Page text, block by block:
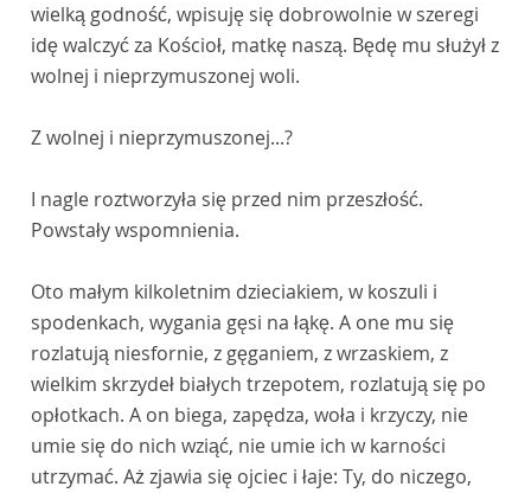
wielką godność, wpisuję się dobrowolnie w szeregi
idę walczyć za Kościoł, matkę naszą. Będę mu służył z
wolnej i nieprzymuszonej woli.
Z wolnej i nieprzymuszonej...?
I nagle roztworzyła się przed nim przeszłość.
Powstały wspomnienia.
Oto małym kilkoletnim dzieciakiem, w koszuli i
spodenkach, wygania gęsi na łąkę. A one mu się
rozlatują niesfornie, z gęganiem, z wrzaskiem, z
wielkim skrzydeł białych trzepotem, rozlatują się po
opłotkach. A on biega, zapędza, woła i krzyczy, nie
umie się do nich wziąć, nie umie ich w karności
utrzymać. Aż zjawia się ojciec i łaje: Ty, do niczego,